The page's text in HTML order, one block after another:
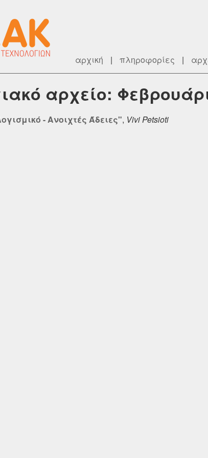
αρχική | πληροφορίες |
αρχείο:
- Ανοιχτές Άδειες", Vivi Petsioti